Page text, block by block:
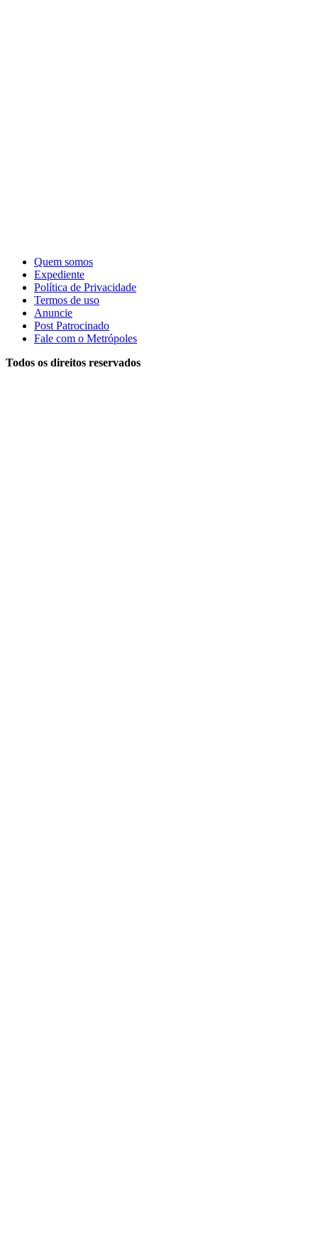
Quem somos
Expediente
Política de Privacidade
Termos de uso
Anuncie
Post Patrocinado
Fale com o Metrópoles
Todos os direitos reservados